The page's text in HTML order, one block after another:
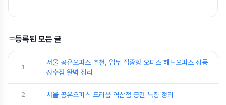
등록된 모든 글
1
서울 공유오피스 추천, 업무 집중형 오피스 헤드오피스 성동
성수점 완벽 정리
2 서울 공유오피스 드리움 역삼점 공간 특징 정리